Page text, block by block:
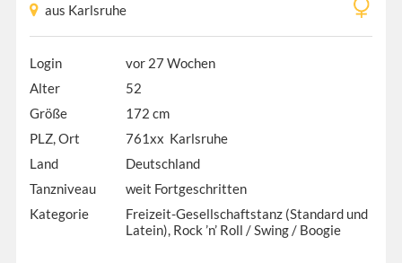
aus Karlsruhe
Login
vor 27 Wochen
Alter
52
Größe
172 cm
PLZ, Ort
761xx Karlsruhe
Land
Deutschland
Tanzniveau
weit Fortgeschritten
Kategorie
Freizeit-Gesellschaftstanz (Standard und
Latein), Rock ’n’ Roll / Swing / Boogie